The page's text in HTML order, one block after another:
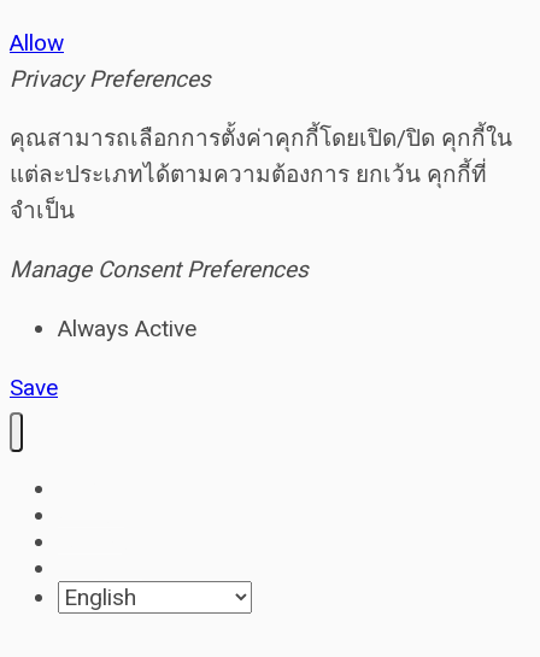
Allow
Privacy Preferences
คุณสามารถเลือกการตั้งค่าคุกกี้โดยเปิด/ปิด คุกกี้ใน
แต่ละประเภทได้ตามความต้องการ ยกเว้น คุกกี้ที่
จำเป็น
Manage Consent Preferences
Always Active
Save